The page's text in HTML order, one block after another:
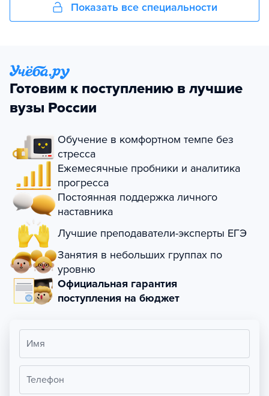
Показать все специальности
Готовим к поступлению в лучшие
вузы России
Обучение в комфортном темпе без
стресса
Ежемесячные пробники и аналитика
прогресса
Постоянная поддержка личного
наставника
Лучшие преподаватели-эксперты ЕГЭ
Занятия в небольших группах по
уровню
Официальная гарантия
поступления на бюджет
Имя
Телефон